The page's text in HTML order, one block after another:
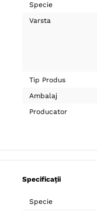
Specie
Varsta
Tip Produs
Ambalaj
Producator
Specificații
Specie